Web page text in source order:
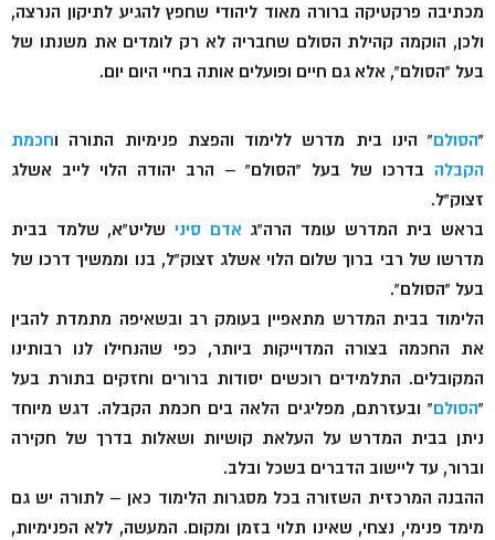
מכתיבה פרקטיקה ברורה מאוד ליהודי שחפץ להגיע לתיקון הנרצה,
ולכן, הוקמה קהילת הסולם שחבריה לא רק לומדים את משנתו של
בעל “הסולם”, אלא גם חיים ופועלים אותה בחיי היום יום.
“הסולם” הינו בית מדרש ללימוד והפצת פנימיות התורה וחכמת
הקבלה בדרכו של בעל “הסולם” – הרב יהודה הלוי לייב אשלג
זצוק”ל.
בראש בית המדרש עומד הרה”ג אדם סיני שליט”א, שלמד בבית
מדרשו של רבי ברוך שלום הלוי אשלג זצוק”ל, בנו וממשיך דרכו של
בעל “הסולם”.
הלימוד בבית המדרש מתאפיין בעומק רב ובשאיפה מתמדת להבין
את החכמה בצורה המדוייקות ביותר, כפי שהנחילו לנו רבותינו
המקובלים. התלמידים רוכשים יסודות ברורים וחזקים בתורת בעל
“הסולם” ובעזרתם, מפליגים הלאה בים חכמת הקבלה. דגש מיוחד
ניתן בבית המדרש על העלאת קושיות ושאלות בדרך של חקירה
וברור, עד ליישוב הדברים בשכל ובלב.
ההבנה המרכזית השזורה בכל מסגרות הלימוד כאן – לתורה יש גם
מימד פנימי, נצחי, שאינו תלוי בזמן ומקום. המעשה, ללא הפנימיות,